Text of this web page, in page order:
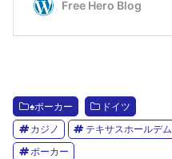
♠️ポーカー ドイツ
カジノ テキサスホールデム
ポーカー